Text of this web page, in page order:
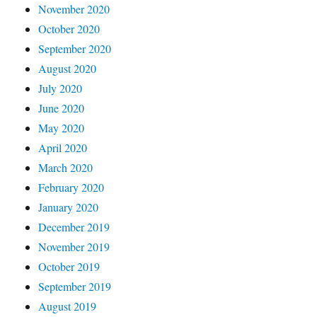
November 2020
October 2020
September 2020
August 2020
July 2020
June 2020
May 2020
April 2020
March 2020
February 2020
January 2020
December 2019
November 2019
October 2019
September 2019
August 2019